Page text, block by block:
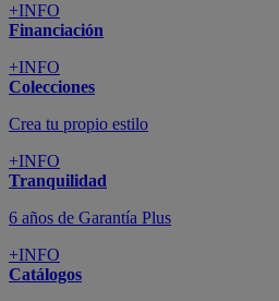
+INFO
Financiación
+INFO
Colecciones
Crea tu propio estilo
+INFO
Tranquilidad
6 años de Garantía Plus
+INFO
Catálogos